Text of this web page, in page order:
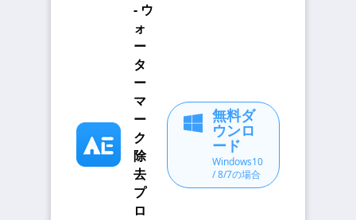
- ウ
ォ
ー
タ
ー
マ
ー
ク
除
去
プ
ロ
無料ダ
ウンロ
ード
Windows10
/ 8/7の場合